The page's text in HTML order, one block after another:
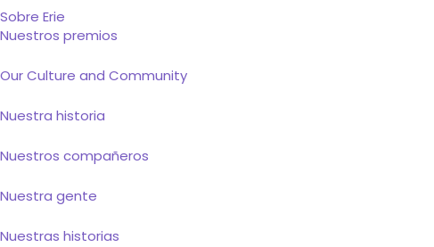
Sobre Erie
Nuestros premios
Our Culture and Community
Nuestra historia
Nuestros compañeros
Nuestra gente
Nuestras historias